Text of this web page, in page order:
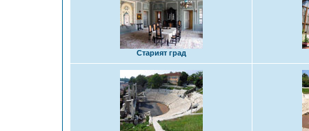
Старият град